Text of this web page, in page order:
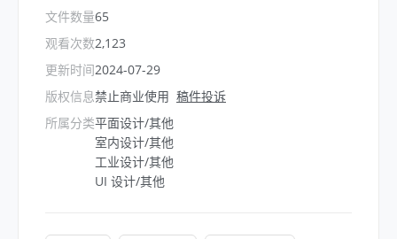
文件数量
观看次数
更新时间
版权信息
所属分类
65
2,123
2024-07-29
禁止商业使用 稿件投诉
平面设计/其他
室内设计/其他
工业设计/其他
UI 设计/其他